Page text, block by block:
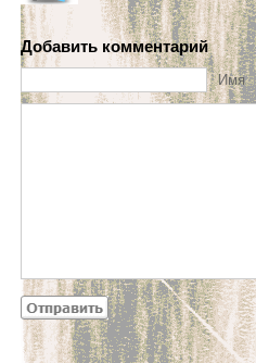
Добавить комментарий
Имя